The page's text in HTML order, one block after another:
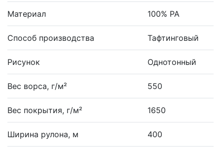
Материал 100% PA
Способ производства Тафтинговый
Рисунок Однотонный
Вес ворса, г/м² 550
Вес покрытия, г/м² 1650
Ширина рулона, м 400